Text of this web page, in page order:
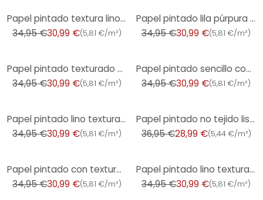
Papel pintado textura lino beige gris claro - Papel pintado no tejido vertical mate
34,95 €30,99 €(5,81 €/m²)
Papel pintado lila púrpura con textura de lino - Papel pintado no tejido con aspecto textil mate
34,95 €30,99 €(5,81 €/m²)
Papel pintado texturado con aspecto de rafia verde oscuro - motivo de rayas verticales - Papel no te
34,95 €30,99 €(5,81 €/m²)
Papel pintado sencillo con textura de lino crema - papel pintado tela liso moderno mate
34,95 €30,99 €(5,81 €/m²)
Papel pintado lino texturado azul oscuro - Papel pintado no tejido moderno mate - Papel pintado liso
34,95 €30,99 €(5,81 €/m²)
Papel pintado no tejido liso moderno mate - Papel pintado texturizado con efecto yeso gris claro
36,95 €28,99 €(5,44 €/m²)
Papel pintado con textura de rafia roja oxidada - tonos naturales - Papel pintado no tejido con text
34,95 €30,99 €(5,81 €/m²)
Papel pintado lino texturado rosa púrpura - Papel pintado no tejido texturado mate moderno
34,95 €30,99 €(5,81 €/m²)